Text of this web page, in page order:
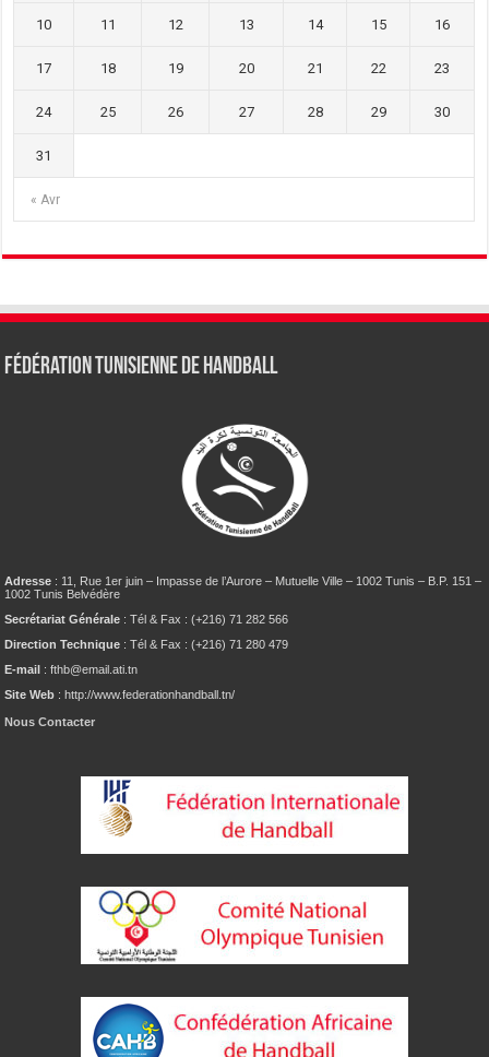
« Avr
10 11 12 13 14 15 16
17 18 19 20 21 22 23
24 25 26 27 28 29 30
31
Fédération tunisienne de Handball
Adresse : 11, Rue 1er juin – Impasse de l’Aurore – Mutuelle Ville – 1002 Tunis – B.P. 151 –
1002 Tunis Belvédère
Secrétariat Générale : Tél & Fax : (+216) 71 282 566
Direction Technique : Tél & Fax : (+216) 71 280 479
E-mail : fthb@email.ati.tn
Site Web : http://www.federationhandball.tn/
Nous Contacter